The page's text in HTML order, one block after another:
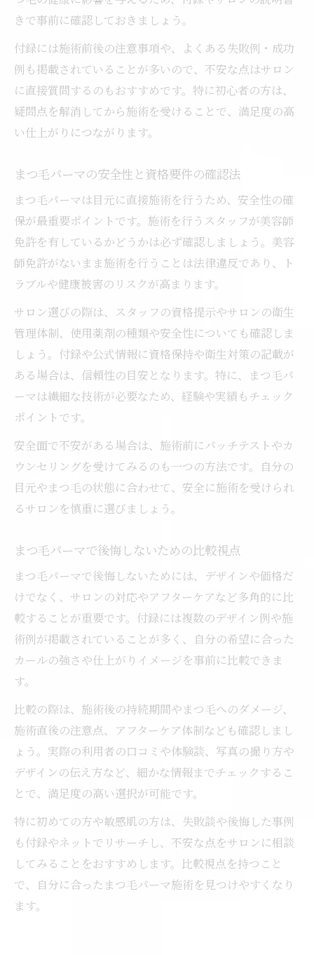
きで事前に確認しておきましょう。
付録には施術前後の注意事項や、よくある失敗例・成功
例も掲載されていることが多いので、不安な点はサロン
に直接質問するのもおすすめです。特に初心者の方は、
疑問点を解消してから施術を受けることで、満足度の高
い仕上がりにつながります。
まつ毛パーマの安全性と資格要件の確認法
まつ毛パーマは目元に直接施術を行うため、安全性の確
保が最重要ポイントです。施術を行うスタッフが美容師
免許を有しているかどうかは必ず確認しましょう。美容
師免許がないまま施術を行うことは法律違反であり、ト
ラブルや健康被害のリスクが高まります。
サロン選びの際は、スタッフの資格提示やサロンの衛生
管理体制、使用薬剤の種類や安全性についても確認しま
しょう。付録や公式情報に資格保持や衛生対策の記載が
ある場合は、信頼性の目安となります。特に、まつ毛パ
ーマは繊細な技術が必要なため、経験や実績もチェック
ポイントです。
安全面で不安がある場合は、施術前にパッチテストやカ
ウンセリングを受けてみるのも一つの方法です。自分の
目元やまつ毛の状態に合わせて、安全に施術を受けられ
るサロンを慎重に選びましょう。
まつ毛パーマで後悔しないための比較視点
まつ毛パーマで後悔しないためには、デザインや価格だ
けでなく、サロンの対応やアフターケアなど多角的に比
較することが重要です。付録には複数のデザイン例や施
術例が掲載されていることが多く、自分の希望に合った
カールの強さや仕上がりイメージを事前に比較できま
す。
比較の際は、施術後の持続期間やまつ毛へのダメージ、
施術直後の注意点、アフターケア体制なども確認しまし
ょう。実際の利用者の口コミや体験談、写真の撮り方や
デザインの伝え方など、細かな情報までチェックするこ
とで、満足度の高い選択が可能です。
特に初めての方や敏感肌の方は、失敗談や後悔した事例
も付録やネットでリサーチし、不安な点をサロンに相談
してみることをおすすめします。比較視点を持つこと
で、自分に合ったまつ毛パーマ施術を見つけやすくなり
ます。